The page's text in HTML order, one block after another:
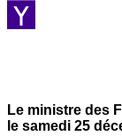
Viber
Le ministre des
le samedi 25